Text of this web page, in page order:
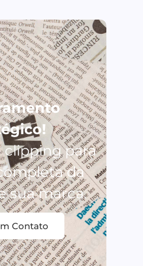
clipping para
da
sua marca.
Contato